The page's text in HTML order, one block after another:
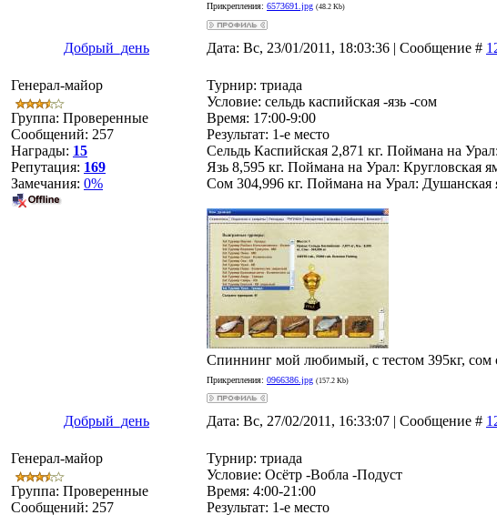
Прикрепления: 6573691.jpg (48.2 Kb)
Добрый_день Дата: Вс, 23/01/2011, 18:03:36 | Сообщение #
Генерал-майор
Группа: Проверенные
Сообщений: 257
Награды: 15
Репутация: 169
Замечания: 0%
Турнир: триада
Условие: сельдь каспийская -язь -сом
Время: 17:00-9:00
Результат: 1-е место
Сельдь Каспийская 2,871 кг. Поймана на
Язь 8,595 кг. Поймана на Урал: Кругловская
Сом 304,996 кг. Поймана на Урал: Душанская
Спиннинг мой любимый, с тестом 395кг, сом
Прикрепления: 0966386.jpg (157.2 Kb)
Добрый_день Дата: Вс, 27/02/2011, 16:33:07 | Сообщение #
Генерал-майор
Группа: Проверенные
Сообщений: 257
Турнир: триада
Условие: Осётр -Вобла -Подуст
Время: 4:00-21:00
Результат: 1-е место